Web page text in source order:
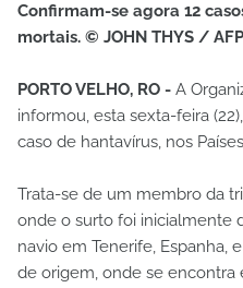
Confirmam-se agora 12
mortais. © JOHN THYS /
PORTO VELHO, RO - A
informou, esta sexta-feira
caso de hantavírus, nos
Trata-se de um membro da
onde o surto foi inicialmente
navio em Tenerife, Espanha,
de origem, onde se